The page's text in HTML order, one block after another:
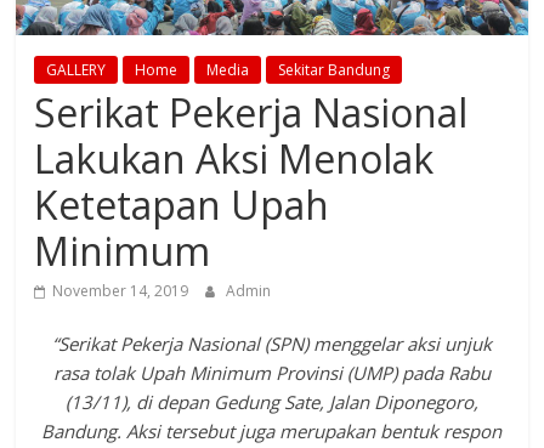
GALLERY Home Media Sekitar Bandung
Serikat Pekerja Nasional
Lakukan Aksi Menolak
Ketetapan Upah
Minimum
November 14, 2019 Admin
“Serikat Pekerja Nasional (SPN) menggelar aksi unjuk
rasa tolak Upah Minimum Provinsi (UMP) pada Rabu
(13/11), di depan Gedung Sate, Jalan Diponegoro,
Bandung. Aksi tersebut juga merupakan bentuk respon